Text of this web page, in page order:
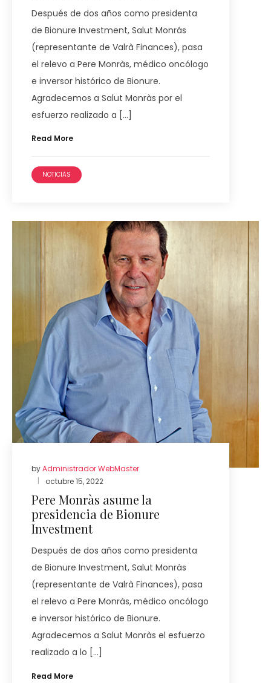
NOTICIAS
Después de dos años como presidenta
de Bionure Investment, Salut Monrás
(representante de Valrà Finances), pasa
el relevo a Pere Monràs, médico oncólogo
e inversor histórico de Bionure.
Agradecemos a Salut Monràs por el
esfuerzo realizado a […]
Read More
byAdministrador WebMaster
octubre 15, 2022
Pere Monràs asume la
presidencia de Bionure
Investment
Después de dos años como presidenta
de Bionure Investment, Salut Monràs
(representante de Valrà Finances), pasa
el relevo a Pere Monràs, médico oncólogo
e inversor histórico de Bionure.
Agradecemos a Salut Monràs el esfuerzo
realizado a lo […]
Read More